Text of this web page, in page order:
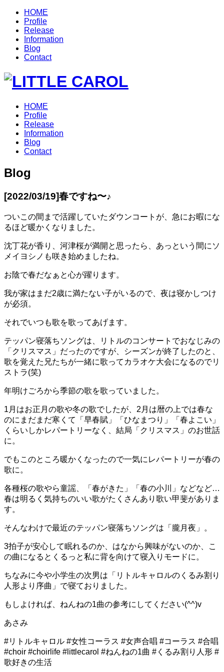
HOME
Profile
Release
Information
Blog
Contact
HOME
Profile
Release
Information
Blog
Contact
Blog
[2022/03/19]春ですね〜♪
ついこの間まで活躍していたダウンコートが、急にお暇にな
るほど暖かくなりました。
沈丁花が香り、河津桜が満開と思ったら、あっという間にソ
メイヨシノも咲き始めましたね。
お陰で春だなぁと心が躍ります。
我が家はまだ2歳に満たない子がいるので、夜は寝かしつけ
が必須。
それでいつも歌を歌ってあげます。
テッパン寝落ちソングは、リトルのコンサートでおなじみの
「クリスマス」だったのですが、シーズンが終了したのと、
歌を覚えた兄たちが一緒に歌ってカラオケ大会になるのでリ
ストラ(笑)
年明けごろから季節の歌を歌っていました。
1月はお正月の歌や冬の歌でしたが、2月は暦の上では春な
のにまだまだ寒くて「早春賦」「ひなまつり」「春よこい」
くらいしかレパートリーなく、結局「クリスマス」のお世話
に。
でもこのところ暖かくなったので一気にレパートリーが春の
歌に。
各種桜の歌やら童謡、「春がきた」「春の小川」などなど…
春は明るく気持ちのいい歌がたくさんあり歌い甲斐がありま
す。
そんなわけで最近のテッパン寝落ちソングは「朧月夜」。
3拍子が安心して眠れるのか、はなから興味がないのか、こ
の曲になるとくるっと私に背を向けて寝入りモードに。
ちなみに今や小学生の次男は「リトルキャロルのくるみ割り
人形より序曲」で寝ておりました。
もしよければ、ねんねの1曲の参考にしてください(^^)v
あさみ
#リトルキャロル #女性コーラス #女声合唱 #コーラス #合唱
#choir #choirlife #littlecarol #ねんねの1曲 #くるみ割り人形 #
歌好きの生活